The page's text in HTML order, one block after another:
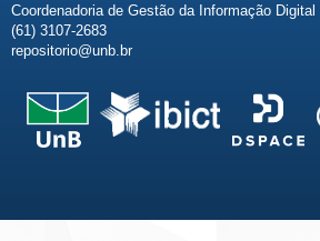
Coordenadoria de Gestão da Informação Digital
(61) 3107-2683
repositorio@unb.br